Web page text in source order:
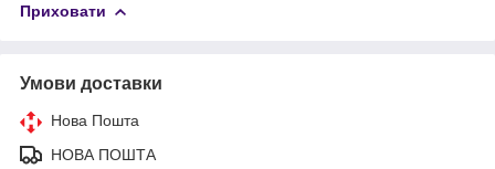
Приховати
Умови доставки
Нова Пошта
НОВА ПОШТА